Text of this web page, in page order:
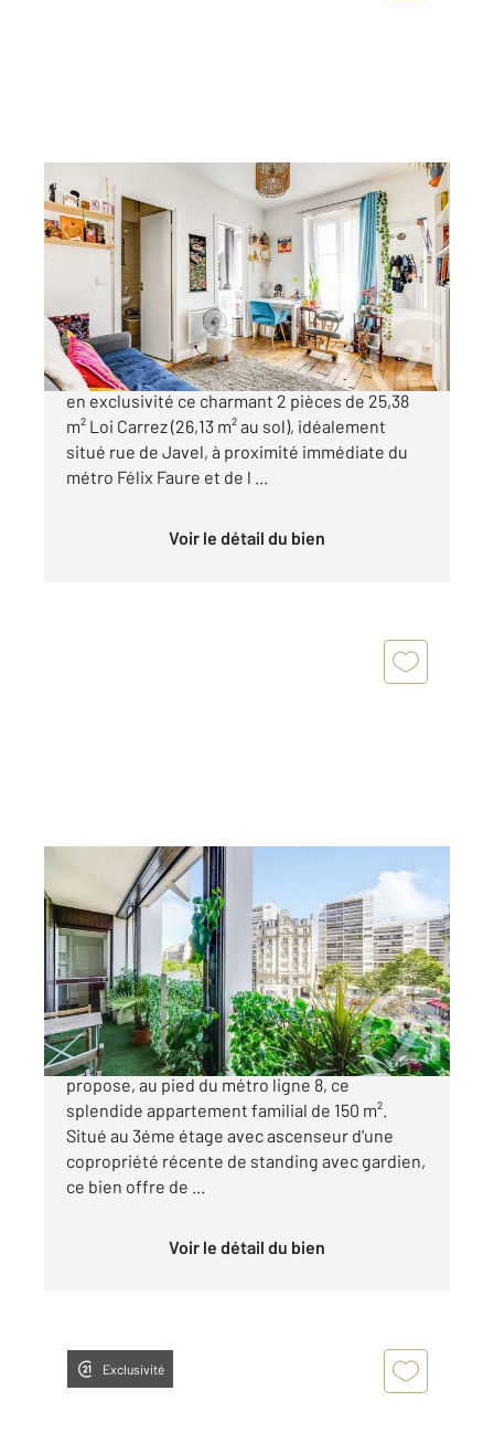
PARIS 75015
25,38 m2, 2 pièces
Ref : 17577
Appartement T2 à vendre
270 000 €
L'agence Century 21 Félix Faure vous propose
en exclusivité ce charmant 2 pièces de 25,38
m² Loi Carrez (26,13 m² au sol), idéalement
situé rue de Javel, à proximité immédiate du
métro Félix Faure et de l ...
Voir le détail du bien
PARIS 75015
149,60 m2, 7 pièces
Ref : 17583
Appartement F7 à vendre
1 150 000 €
Coup de cœur ! L'agence Century 21 vous
propose, au pied du métro ligne 8, ce
splendide appartement familial de 150 m².
Situé au 3éme étage avec ascenseur d'une
copropriété récente de standing avec gardien,
ce bien offre de ...
Voir le détail du bien
Exclusivité